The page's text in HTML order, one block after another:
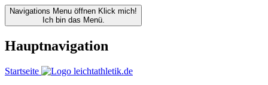
Navigations Menu öffnen Klick mich!
Ich bin das Menü.
Hauptnavigation
Startseite